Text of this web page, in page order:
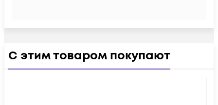
С этим товаром покупают